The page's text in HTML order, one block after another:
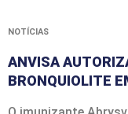
NOTÍCIAS
ANVISA
BRONQUIOLITE